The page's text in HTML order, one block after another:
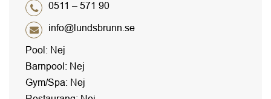
0511 – 571 90
info@lundsbrunn.se
Pool: Nej
Barnpool: Nej
Gym/Spa: Nej